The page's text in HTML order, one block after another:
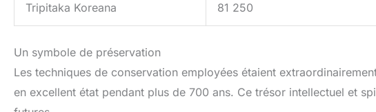
Tripitaka Koreana 81 250
Un symbole de préservation
Les techniques de conservation employées étaient
en excellent état pendant plus de 700 ans. Ce trésor intellectuel et